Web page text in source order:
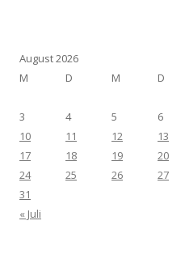
August 2026
M
D M D
3
4 5 6
10
11 12 13
17
18 19 20
24
25 26 27
31
« Juli